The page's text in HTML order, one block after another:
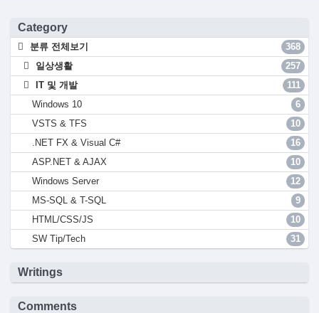
Category
분류 전체보기
368
일상생활
257
IT 및 개발
111
Windows 10
6
VSTS & TFS
10
.NET FX & Visual C#
16
ASP.NET & AJAX
10
Windows Server
12
MS-SQL & T-SQL
9
HTML/CSS/JS
10
SW Tip/Tech
31
Writings
Comments